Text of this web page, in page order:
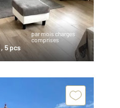
par mois charges
comprises
, 5 pcs